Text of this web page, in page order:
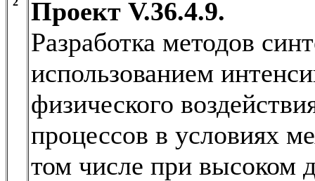
Проект V.36.4.9.
Разработка методов
использованием
физического
процессов в условиях
том числе при высоком